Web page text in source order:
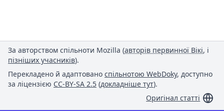
За авторством спільноти Mozilla (авторів первинної Вікі, і
пізніших учасників).
Перекладено й адаптовано спільнотою WebDoky, доступно
за ліцензією CC-BY-SA 2.5 (докладніше тут).
Оригінал статті